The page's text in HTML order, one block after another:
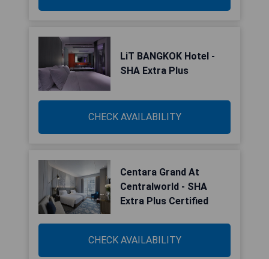
LiT BANGKOK Hotel -
SHA Extra Plus
CHECK AVAILABILITY
Centara Grand At
Centralworld - SHA
Extra Plus Certified
CHECK AVAILABILITY